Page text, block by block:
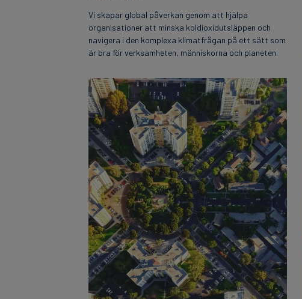
Vi skapar global påverkan genom att hjälpa
organisationer att minska koldioxidutsläppen och
navigera i den komplexa klimatfrågan på ett sätt som
är bra för verksamheten, människorna och planeten.